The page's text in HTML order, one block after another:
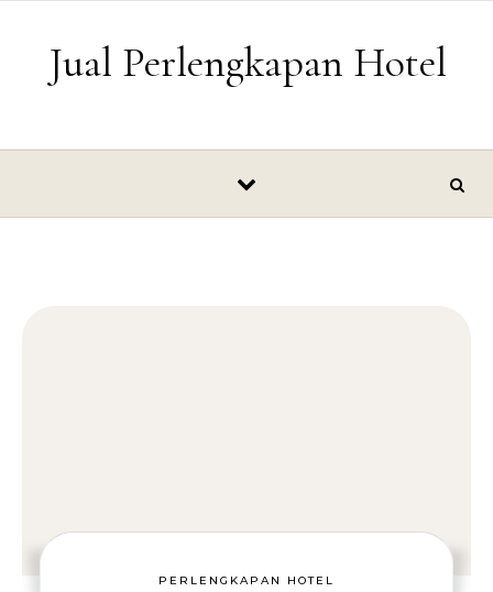
Jual Perlengkapan Hotel
PERLENGKAPAN HOTEL